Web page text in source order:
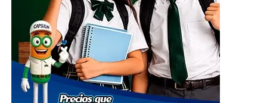
El centro de acopio principal estará ubicado en el
Parque Guanajuato Bicentenario, localizado en la
carretera de cuota kilómetro 3.8, comunidad Los
Rodríguez, en el municipio de Silao; además de las
oficinas del Sistema DIF Estatal Guanajuato ubicadas en
Paseo de la Presa # 89-A, Zona Centro, en la ciudad de
Guanajuato; así como en las instalaciones de los 46